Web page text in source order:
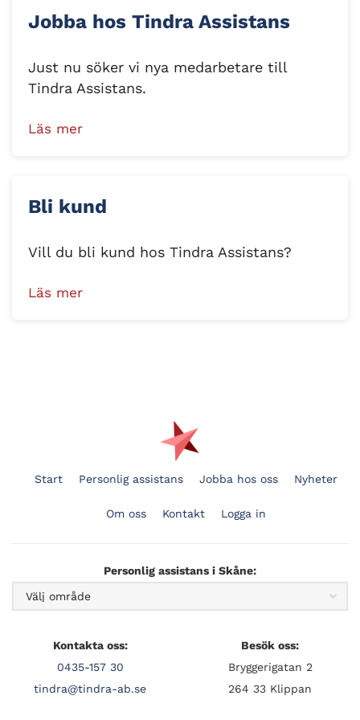
Jobba hos Tindra Assistans
Just nu söker vi nya medarbetare till
Tindra Assistans.
Läs mer
Bli kund
Vill du bli kund hos Tindra Assistans?
Läs mer
Start Personlig assistans Jobba hos oss Nyheter
Om oss Kontakt Logga in
Personlig assistans i Skåne:
Kontakta oss:
0435-157 30
tindra@tindra-ab.se
Besök oss:
Bryggerigatan 2
264 33 Klippan